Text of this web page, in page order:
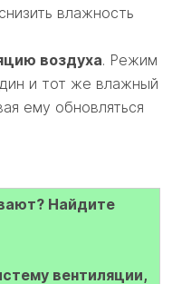
влажность
воздуха. Режим
и тот же влажный
ему обновляться
Найдите
вентиляции,